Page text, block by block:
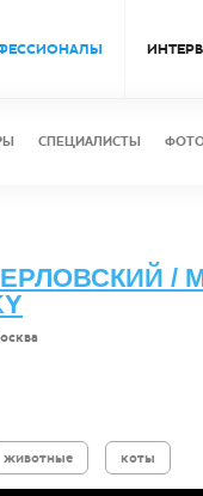
СПЕЦИАЛИСТЫ
/
животные коты